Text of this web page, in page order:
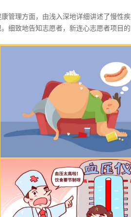
管理方面，由浅入深地详细讲述了慢性
细致地告知志愿者，新连心志愿者项目的